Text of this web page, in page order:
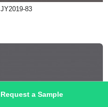
Request a Sample
JY2019-83